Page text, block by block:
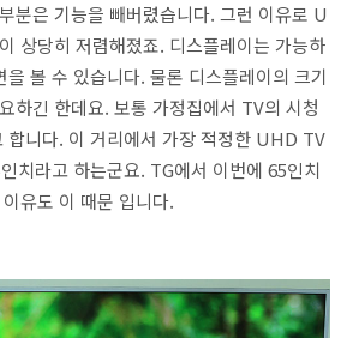
분은 기능을 빼버렸습니다. 그런 이유로 U
상당히 저렴해졌죠. 디스플레이는 가능하
을 볼 수 있습니다. 물론 디스플레이의 크기
하긴 한데요. 보통 가정집에서 TV의 시청
합니다. 이 거리에서 가장 적정한 UHD TV
치라고 하는군요. TG에서 이번에 65인치
유도 이 때문 입니다.